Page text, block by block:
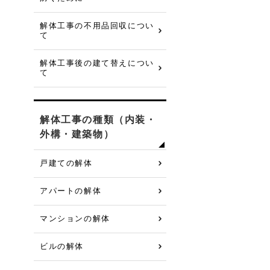
解体工事の不用品回収につい
て
解体工事後の建て替えについ
て
解体工事の種類（内装・
外構・建築物）
戸建ての解体
アパートの解体
マンションの解体
ビルの解体